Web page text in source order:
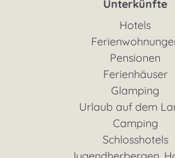
Unterkünfte
Hotels
Pensionen
Ferienhäuser
Glamping
Urlaub auf dem
Camping
Schlosshotels